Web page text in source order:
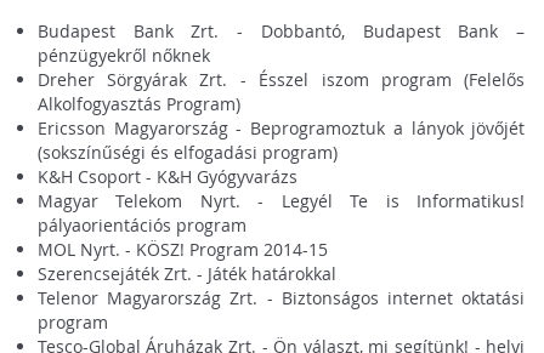
Budapest Bank Zrt. - Dobbantó, Budapest Bank –
pénzügyekről nőknek
Dreher Sörgyárak Zrt. - Ésszel iszom program (Felelős
Alkolfogyasztás Program)
Ericsson Magyarország - Beprogramoztuk a lányok jövőjét
(sokszínűségi és elfogadási program)
K&H Csoport - K&H Gyógyvarázs
Magyar Telekom Nyrt. - Legyél Te is Informatikus!
pályaorientációs program
MOL Nyrt. - KÖSZ! Program 2014-15
Szerencsejáték Zrt. - Játék határokkal
Telenor Magyarország Zrt. - Biztonságos internet oktatási
program
Tesco-Global Áruházak Zrt. - Ön választ, mi segítünk! - helyi